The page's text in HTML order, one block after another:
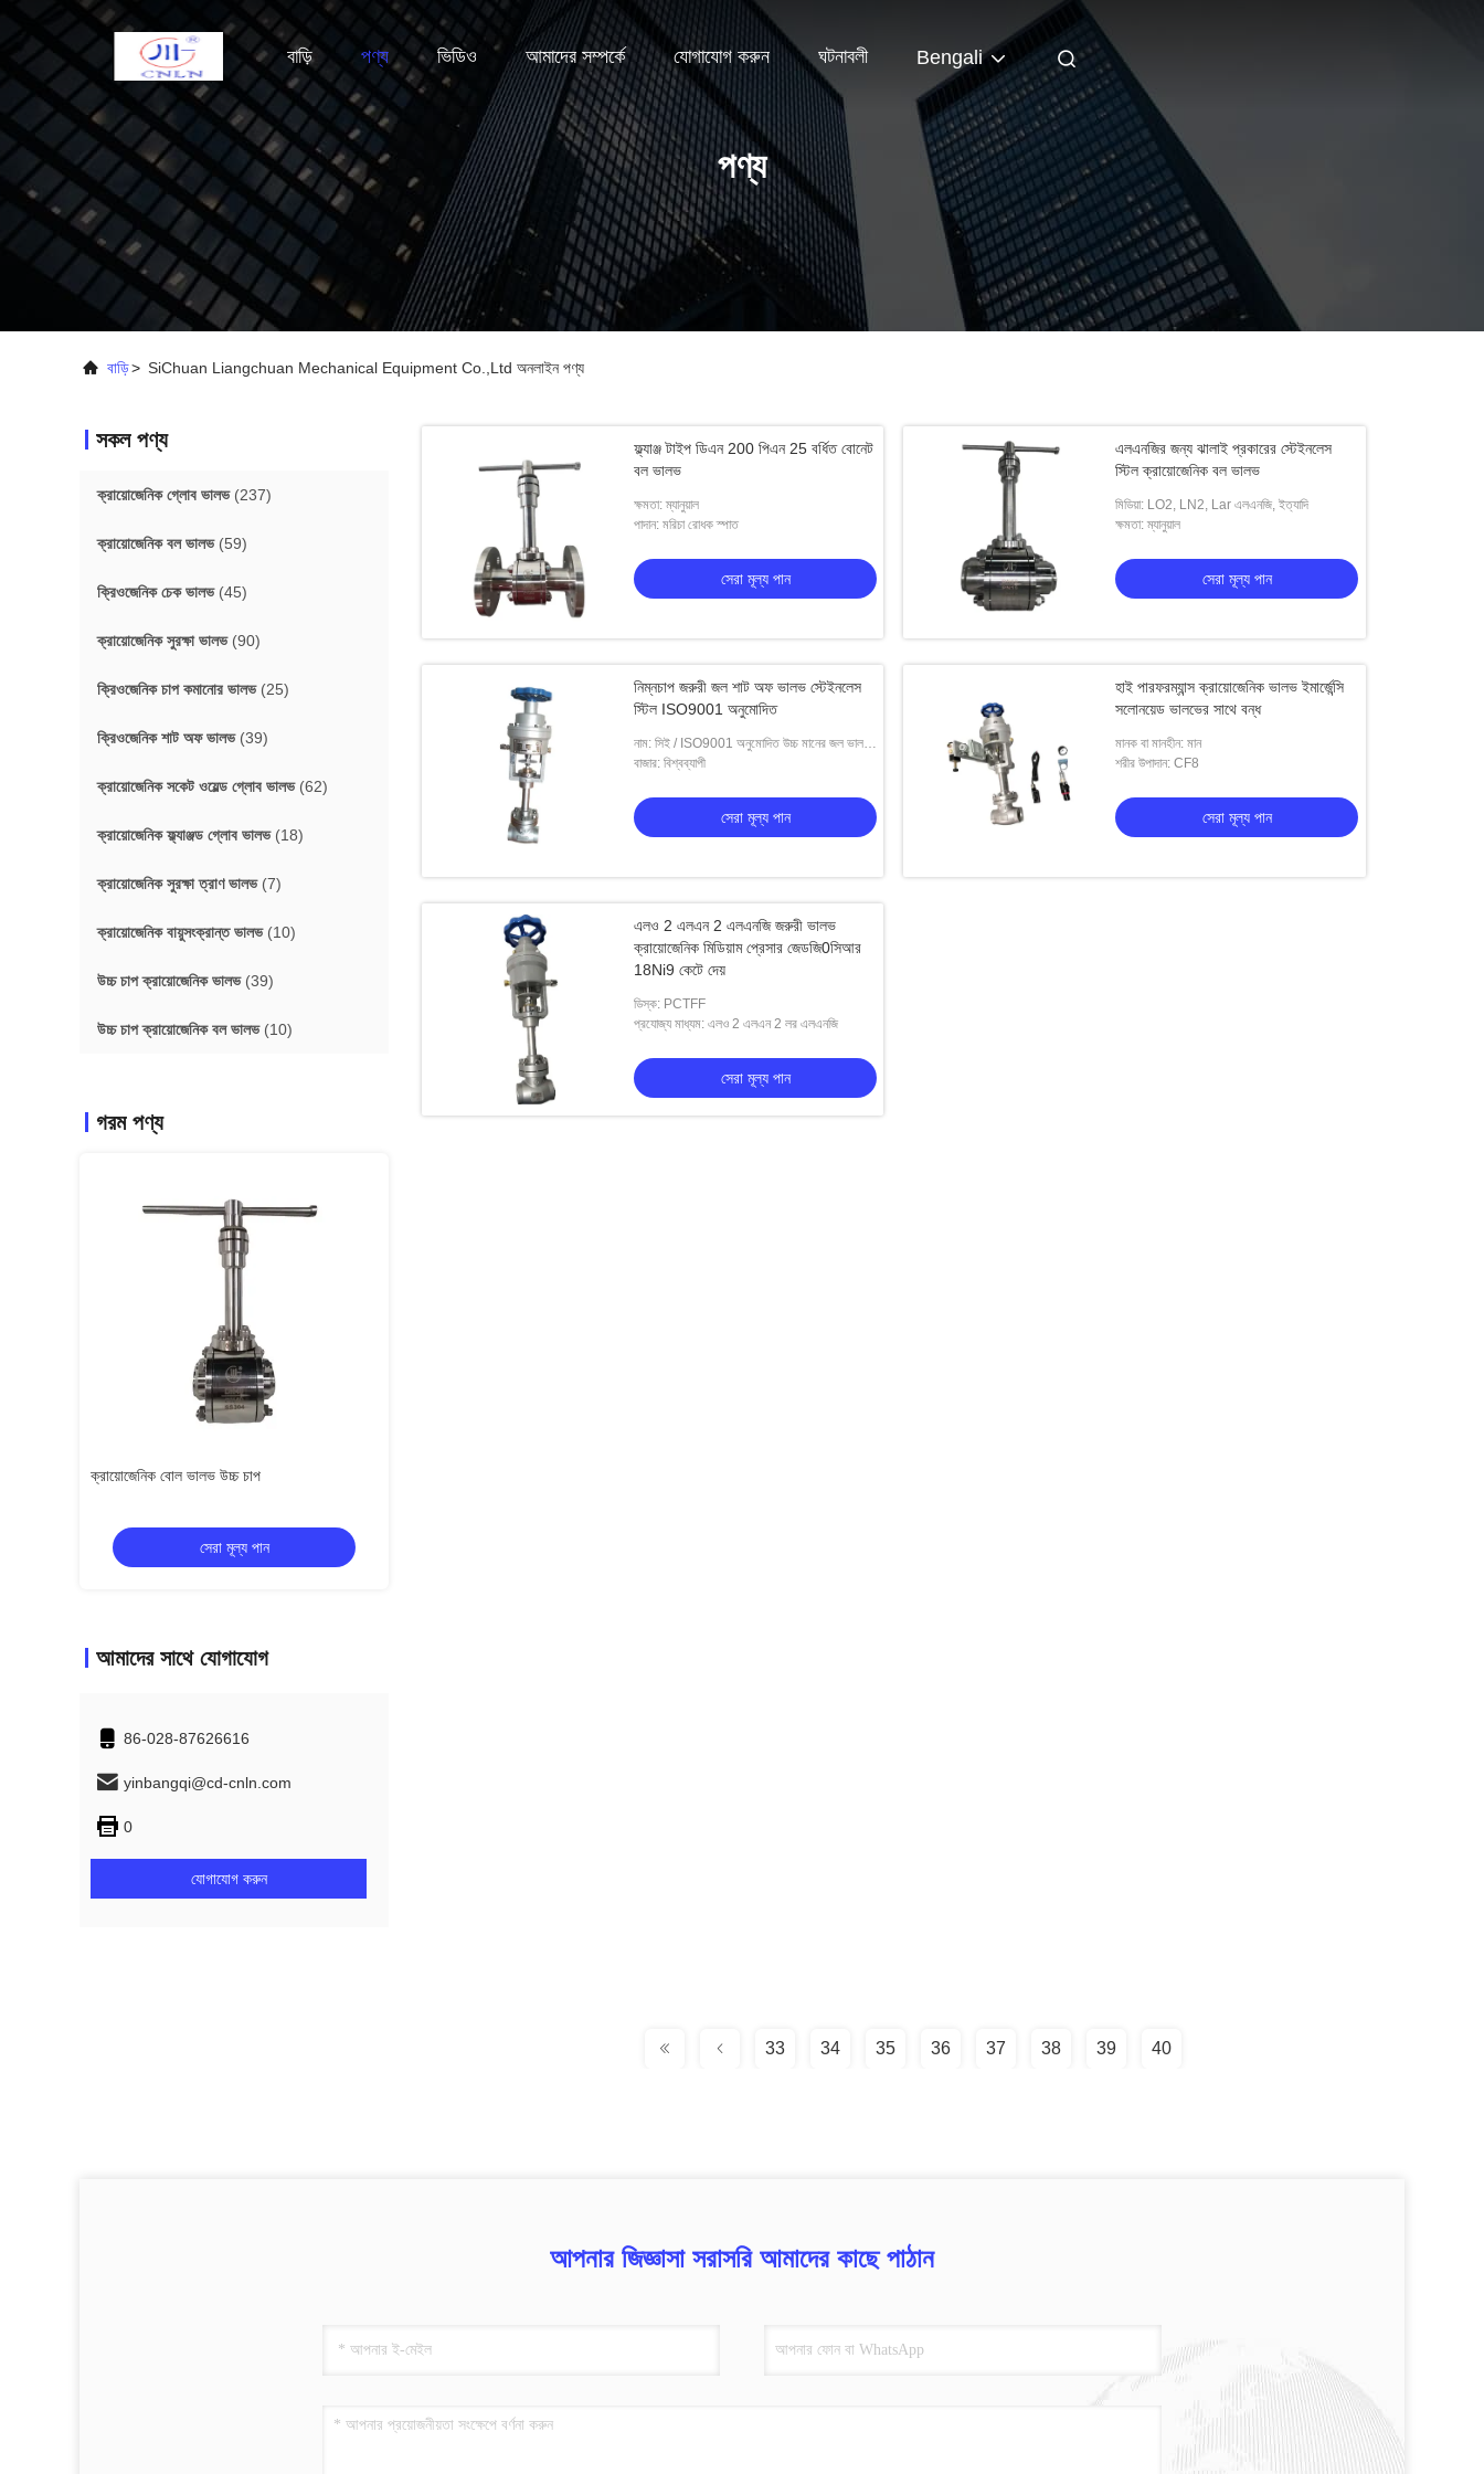
বাড়ি পণ্য ভিডিও আমাদের সম্পর্কে যোগাযোগ করুন ঘটনাবলী Bengali
পণ্য
বাড়ি> SiChuan Liangchuan Mechanical Equipment Co.,Ltd অনলাইন পণ্য
সকল পণ্য
ক্রায়োজেনিক গ্লোব ভালভ(237)
ক্রায়োজেনিক বল ভালভ(59)
ক্রিওজেনিক চেক ভালভ(45)
ক্রায়োজেনিক সুরক্ষা ভালভ(90)
ক্রিওজেনিক চাপ কমানোর ভালভ(25)
ক্রিওজেনিক শাট অফ ভালভ(39)
ক্রায়োজেনিক সকেট ওয়েল্ড গ্লোব ভালভ(62)
ক্রায়োজেনিক ফ্ল্যাঞ্জড গ্লোব ভালভ(18)
ক্রায়োজেনিক সুরক্ষা ত্রাণ ভালভ(7)
ক্রায়োজেনিক বায়ুসংক্রান্ত ভালভ(10)
উচ্চ চাপ ক্রায়োজেনিক ভালভ(39)
উচ্চ চাপ ক্রায়োজেনিক বল ভালভ(10)
গরম পণ্য
ক্রায়োজেনিক বোল ভালভ উচ্চ চাপ
সেরা মূল্য পান
আমাদের সাথে যোগাযোগ
86-028-87626616
yinbangqi@cd-cnln.com
0
যোগাযোগ করুন
ফ্ল্যাঞ্জ টাইপ ডিএন 200 পিএন 25 বর্ধিত বোনেট
বল ভালভ
ক্ষমতা: ম্যানুয়াল
পাদান: মরিচা রোধক স্পাত
সেরা মূল্য পান
এলএনজির জন্য ঝালাই প্রকারের স্টেইনলেস
স্টিল ক্রায়োজেনিক বল ভালভ
মিডিয়া: LO2, LN2, Lar এলএনজি, ইত্যাদি
ক্ষমতা: ম্যানুয়াল
সেরা মূল্য পান
নিম্নচাপ জরুরী জল শাট অফ ভালভ স্টেইনলেস
স্টিল ISO9001 অনুমোদিত
নাম: সিই / ISO9001 অনুমোদিত উচ্চ মানের জল ভালভ
বন্ধ ভালভ জল
বাজার: বিশ্বব্যাপী
সেরা মূল্য পান
হাই পারফরম্যান্স ক্রায়োজেনিক ভালভ ইমার্জেন্সি
সলোনয়েড ভালভের সাথে বন্ধ
মানক বা মানহীন: মান
শরীর উপাদান: CF8
সেরা মূল্য পান
এলও 2 এলএন 2 এলএনজি জরুরী ভালভ
ক্রায়োজেনিক মিডিয়াম প্রেসার জেডজি0সিআর
18Ni9 কেটে দেয়
ডিস্ক: PCTFF
প্রযোজ্য মাধ্যম: এলও 2 এলএন 2 লর এলএনজি
সেরা মূল্য পান
33 34 35 36 37 38 39 40
আপনার জিজ্ঞাসা সরাসরি আমাদের কাছে পাঠান